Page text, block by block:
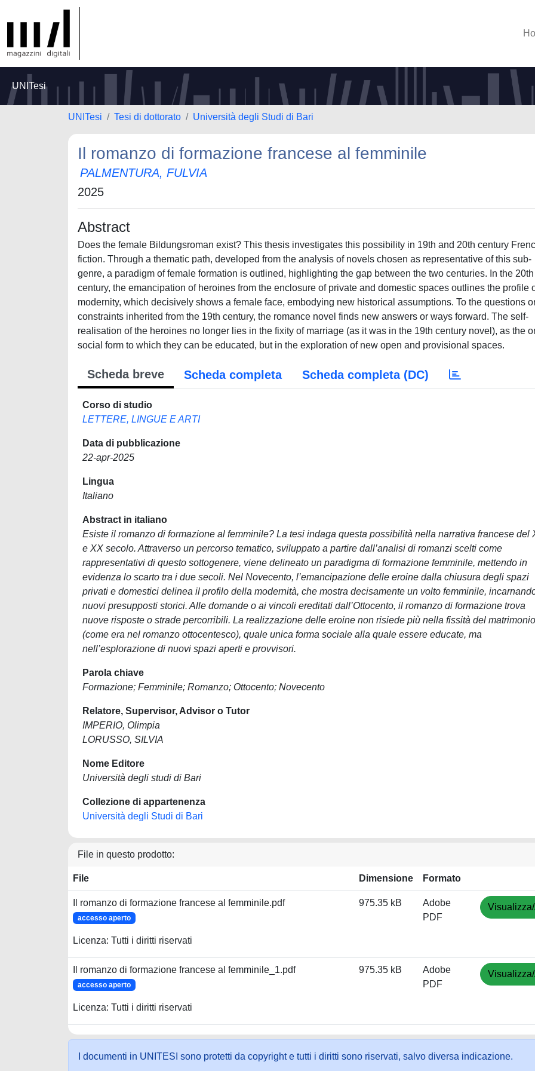
UNITesi
UNITesi Tesi di dottorato Università degli Studi di Bari
Il romanzo di formazione francese al femminile
PALMENTURA, FULVIA
2025
Abstract
Does the female Bildungsroman exist? This thesis investigates this possibility in 19th and 20th century
fiction. Through a thematic path, developed from the analysis of novels chosen as representative of this sub-
genre, a paradigm of female formation is outlined, highlighting the gap between the two centuries. In the 20th
century, the emancipation of heroines from the enclosure of private and domestic spaces outlines the profile
modernity, which decisively shows a female face, embodying new historical assumptions. To the questions
constraints inherited from the 19th century, the romance novel finds new answers or ways forward. The self-
realisation of the heroines no longer lies in the fixity of marriage (as it was in the 19th century novel), as the
social form to which they can be educated, but in the exploration of new open and provisional spaces.
Scheda breve Scheda completa Scheda completa (DC)
Corso di studio
LETTERE, LINGUE E ARTI
Data di pubblicazione
22-apr-2025
Lingua
Italiano
Abstract in italiano
Esiste il romanzo di formazione al femminile? La tesi indaga questa possibilità nella narrativa francese del
e XX secolo. Attraverso un percorso tematico, sviluppato a partire dall’analisi di romanzi scelti come
rappresentativi di questo sottogenere, viene delineato un paradigma di formazione femminile, mettendo in
evidenza lo scarto tra i due secoli. Nel Novecento, l’emancipazione delle eroine dalla chiusura degli spazi
privati e domestici delinea il profilo della modernità, che mostra decisamente un volto femminile,
nuovi presupposti storici. Alle domande o ai vincoli ereditati dall’Ottocento, il romanzo di formazione trova
nuove risposte o strade percorribili. La realizzazione delle eroine non risiede più nella fissità del matrimonio
(come era nel romanzo ottocentesco), quale unica forma sociale alla quale essere educate, ma
nell’esplorazione di nuovi spazi aperti e provvisori.
Parola chiave
Formazione; Femminile; Romanzo; Ottocento; Novecento
Relatore, Supervisor, Advisor o Tutor
IMPERIO, Olimpia
LORUSSO, SILVIA
Nome Editore
Università degli studi di Bari
Collezione di appartenenza
Università degli Studi di Bari
File in questo prodotto:
File Dimensione Formato
Il romanzo di formazione francese al femminile.pdf
accesso aperto
Licenza: Tutti i diritti riservati
975.35 kB
Adobe
PDF
Il romanzo di formazione francese al femminile_1.pdf
accesso aperto
Licenza: Tutti i diritti riservati
975.35 kB
Adobe
PDF
I documenti in UNITESI sono protetti da copyright e tutti i diritti sono riservati, salvo diversa indicazione.